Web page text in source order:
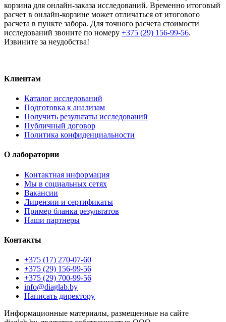
корзина для онлайн-заказа исследований. Временно итоговый
расчет в онлайн-корзине может отличаться от итогового
расчета в пункте забора. Для точного расчета стоимости
исследований звоните по номеру +375 (29) 156-99-56.
Извините за неудобства!
Клиентам
Каталог исследований
Подготовка к анализам
Получить результаты исследований
Публичный договор
Политика конфиденциальности
О лаборатории
Контактная информация
Мы в социальных сетях
Вакансии
Лицензии и сертификаты
Пример бланка результатов
Наши партнеры
Контакты
+375 (17) 270-07-60
+375 (29) 156-99-56
+375 (29) 700-99-56
info@diaglab.by
Написать директору
Информационные материалы, размещенные на сайте